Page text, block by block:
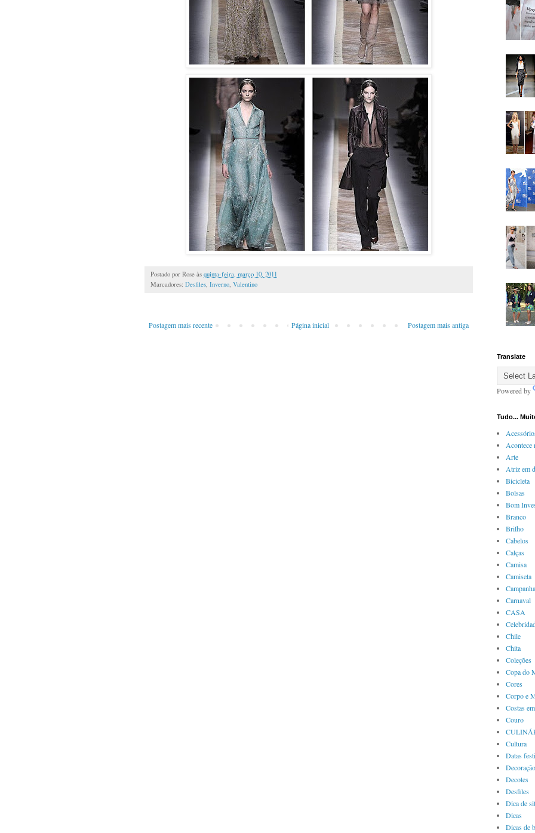
Postado por Rose às quinta-feira, março 10, 2011
Marcadores: Desfiles, Inverno, Valentino
Postagem mais recente Postagem mais antiga
Página inicial
Translate
Powered by
Tudo...
Acontece
Arte
Atriz em
Bicicleta
Bolsas
Bom
Branco
Brilho
Cabelos
Calças
Camisa
Camiseta
Carnaval
CASA
Chile
Chita
Coleções
Copa do
Cores
Corpo e
Costas
Couro
Cultura
Datas
Decoração
Decotes
Desfiles
Dica de
Dicas
Dicas de